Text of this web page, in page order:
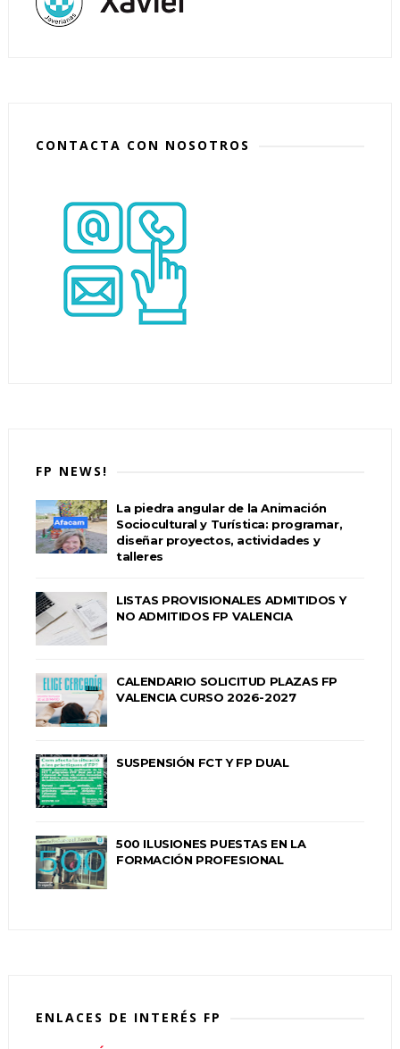
CONTACTA CON NOSOTROS
FP NEWS!
La piedra angular de la Animación
Sociocultural y Turística: programar,
diseñar proyectos, actividades y
talleres
LISTAS PROVISIONALES ADMITIDOS Y
NO ADMITIDOS FP VALENCIA
CALENDARIO SOLICITUD PLAZAS FP
VALENCIA CURSO 2026-2027
SUSPENSIÓN FCT Y FP DUAL
500 ILUSIONES PUESTAS EN LA
FORMACIÓN PROFESIONAL
ENLACES DE INTERÉS FP